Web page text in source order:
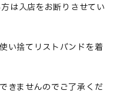
は入店をお断りさせてい
い捨てリストバンドを着
きませんのでご了承くだ